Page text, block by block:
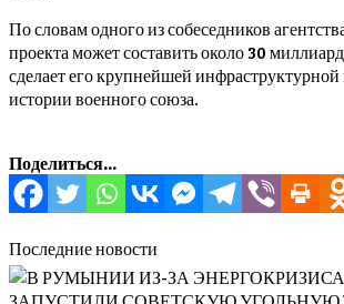
По словам одного из собеседников
проекта может составить около 30
сделает его крупнейшей
истории военного союза.
Поделиться...
Последние новости